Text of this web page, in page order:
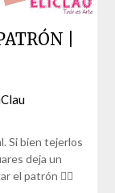
|
Si bien tejerlos
deja un
el patrón 👇🏼